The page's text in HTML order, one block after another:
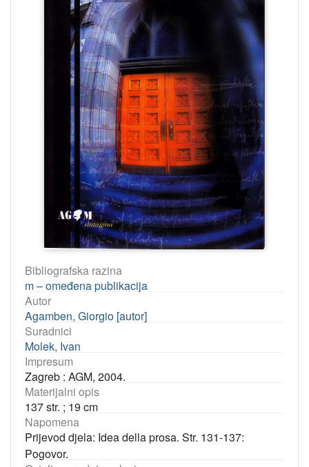
Bibliografska razina
m – omeđena publikacija
Autor
Agamben, Giorgio [autor]
Suradnici
Molek, Ivan
Impresum
Zagreb : AGM, 2004.
Materijalni opis
137 str. ; 19 cm
Napomena
Prijevod djela: Idea della prosa. Str. 131-137:
Pogovor.